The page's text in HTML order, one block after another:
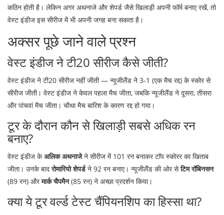
कठिन होती है। लेकिन अगर अथनाजे और शेपर्ड जैसे खिलाड़ी अपनी फॉर्म बनाए रखें, तो
वेस्ट इंडीज इस सीरीज में भी अपनी जगह बना सकता है।
अक्सर पूछे जाने वाले प्रश्न
वेस्ट इंडीज ने टी20 सीरीज कैसे जीती?
वेस्ट इंडीज ने टी20 सीरीज नहीं जीती — न्यूजीलैंड ने 3-1 (एक मैच रद्द) के स्कोर से
सीरीज जीती। वेस्ट इंडीज ने केवल पहला मैच जीता, जबकि न्यूजीलैंड ने दूसरा, तीसरा
और पांचवां मैच जीता। चौथा मैच बारिश के कारण रद्द हो गया।
टूर के दौरान कौन से खिलाड़ी सबसे अधिक रन
बनाए?
वेस्ट इंडीज केअलिक अथनाजेने सीरीज में 101 रन बनाकर टॉप स्कोरर का खिताब
जीता। उनके बादरोमारियो शेपर्डने 92 रन बनाए। न्यूजीलैंड की ओर सेटिम रॉबिनसन
(89 रन) औरमार्क चैपमैन(85 रन) ने अच्छा प्रदर्शन किया।
क्या ये टूर वर्ल्ड टेस्ट चैंपियनशिप का हिस्सा था?